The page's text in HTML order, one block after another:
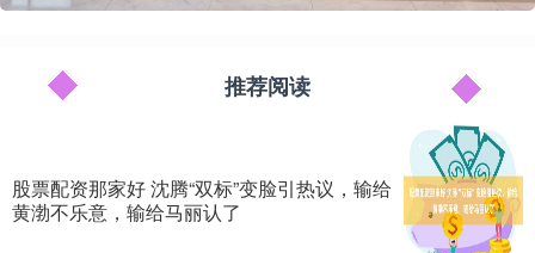
推荐阅读
股票配资那家好 沈腾“双标”变脸引热议，输给
黄渤不乐意，输给马丽认了